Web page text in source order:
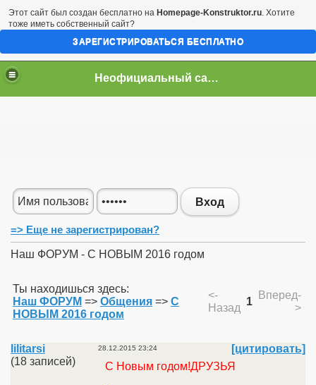
Неофициальный сайт город Арциз
Вход
=> Еще не зарегистрирован?
Наш ФОРУМ - С НОВЫМ 2016 годом
Ты находишься здесь:
Наш ФОРУМ => Общения => С
НОВЫМ 2016 годом
<-
Назад
1
Вперед-
>
lilitarsi
(18 записей)
28.12.2015 23:24
[цитировать]
С Новым годом!ДРУЗЬЯ
Этот сайт был создан бесплатно на Homepage-Konstruktor.ru. Хотите
тоже иметь собственный сайт?
ЗАРЕГИСТРИРОВАТЬСЯ БЕСПЛАТНО